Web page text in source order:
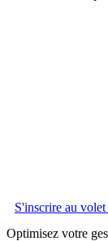
Volet 3 –
Optimisez votre
S'inscrire au volet